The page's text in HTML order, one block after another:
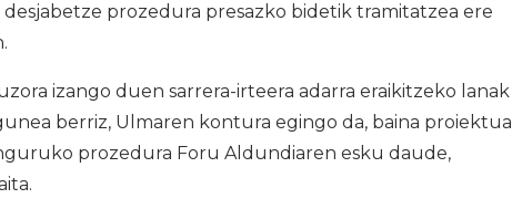
prozedura presazko bidetik tramitatzea ere
izango duen sarrera-irteera adarra eraikitzeko lanak
berriz, Ulmaren kontura egingo da, baina proiektua
prozedura Foru Aldundiaren esku daude,